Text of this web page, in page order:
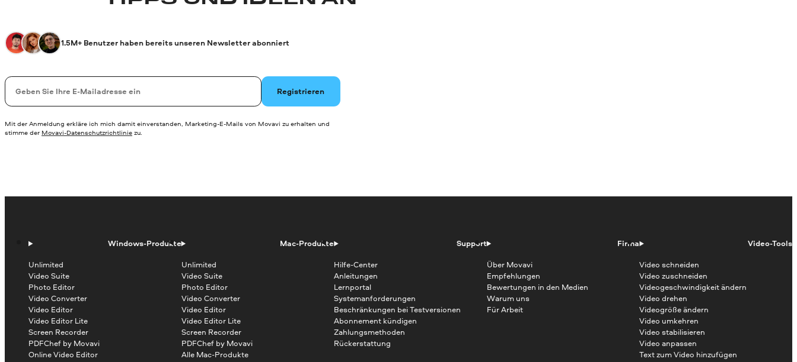
1.5M+ Benutzer haben bereits unseren Newsletter abonniert
Ihre E-Mail-Addresse Registrieren
Mit der Anmeldung erkläre ich mich damit einverstanden, Marketing-E-Mails von Movavi zu erhalten und
stimme der Movavi-Datenschutzrichtlinie zu.
Windows-Produkte
Unlimited
Video Suite
Photo Editor
Video Converter
Video Editor
Video Editor Lite
Screen Recorder
PDFChef by Movavi
Online Video Editor
Mac-Produkte
Unlimited
Video Suite
Photo Editor
Video Converter
Video Editor
Video Editor Lite
Screen Recorder
PDFChef by Movavi
Alle Mac-Produkte
Support
Hilfe-Center
Anleitungen
Lernportal
Systemanforderungen
Beschränkungen bei Testversionen
Abonnement kündigen
Zahlungsmethoden
Rückerstattung
Firma
Über Movavi
Empfehlungen
Bewertungen in den Medien
Warum uns
Für Arbeit
Video-Tools
Video schneiden
Video zuschneiden
Videogeschwindigkeit ändern
Video drehen
Videogröße ändern
Video umkehren
Video stabilisieren
Video anpassen
Text zum Video hinzufügen